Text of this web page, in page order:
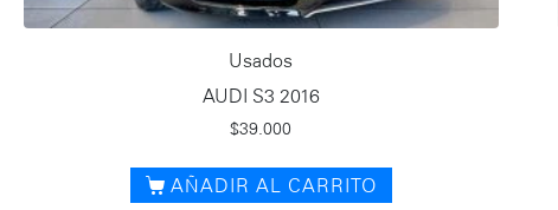
Usados
AUDI S3 2016
$39.000
AÑADIR AL CARRITO